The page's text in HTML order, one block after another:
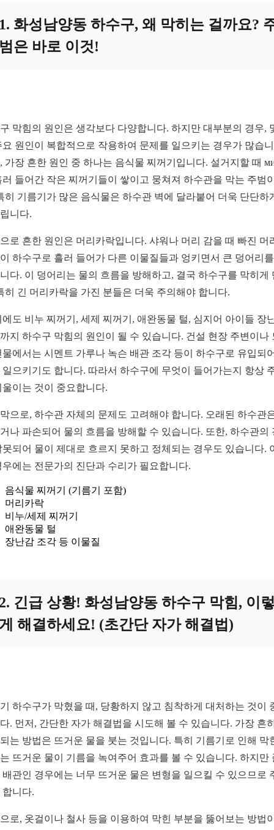
화성남양동 하수구, 왜 막히는 걸까요?
은 바로 이것!
막힘의 원인은 생각보다 다양합니다. 하지만 대부분의 경우,
요 원인이 복합적으로 작용하여 문제를 일으키는 경우가 많습
가장 흔한 원인 중 하나는 음식물 찌꺼기입니다. 설거지할 때
러 들어간 작은 찌꺼기들이 쌓이고 뭉쳐져 하수관을 막는 주범
히 기름기가 많은 음식물은 하수관 벽에 달라붙어 더욱 단단하
니다.
로 흔한 원인은 머리카락입니다. 샤워나 머리 감을 때 빠진 머
하수구로 흘러 들어가 다른 이물질들과 엉키면서 큰 덩어리
다. 이 덩어리는 물의 흐름을 방해하고, 결국 하수구를 막히게
히 긴 머리카락을 가진 분들은 더욱 주의해야 합니다.
에도 비누 찌꺼기, 세제 찌꺼기, 애완동물 털, 심지어 아이들 장
지 하수구 막힘의 원인이 될 수 있습니다. 건설 현장 주변이나
물에서는 시멘트 가루나 녹슨 배관 조각 등이 하수구로 유입되
일으키기도 합니다. 따라서 하수구에 무엇이 들어가는지 항상
울이는 것이 중요합니다.
으로, 하수관 자체의 문제도 고려해야 합니다. 오래된 하수관
나 파손되어 물의 흐름을 방해할 수 있습니다. 또한, 하수관의
못되어 물이 제대로 흐르지 못하고 정체되는 경우도 있습니다.
우에는 전문가의 진단과 수리가 필요합니다.
음식물 찌꺼기 (기름기 포함)
머리카락
비누/세제 찌꺼기
애완동물 털
장난감 조각 등 이물질
긴급 상황! 화성남양동 하수구 막힘, 이
해결하세요! (초간단 자가 해결법)
하수구가 막혔을 때, 당황하지 않고 침착하게 대처하는 것이
. 먼저, 간단한 자가 해결법을 시도해 볼 수 있습니다. 가장 흔
는 방법은 뜨거운 물을 붓는 것입니다. 특히 기름기로 인해 막
뜨거운 물이 기름을 녹여주어 효과를 볼 수 있습니다. 하지만
배관인 경우에는 너무 뜨거운 물은 변형을 일으킬 수 있으므로
합니다.
로, 옷걸이나 철사 등을 이용하여 막힌 부분을 뚫어보는 방법